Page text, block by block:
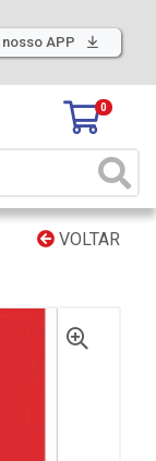
nosso APP
0
VOLTAR